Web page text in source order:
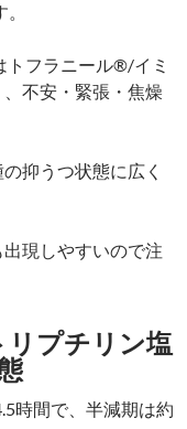
トフラニール®/イミ
不安・緊張・焦燥
抑うつ状態に広く
現しやすいので注
プチリン塩
時間で、半減期は約